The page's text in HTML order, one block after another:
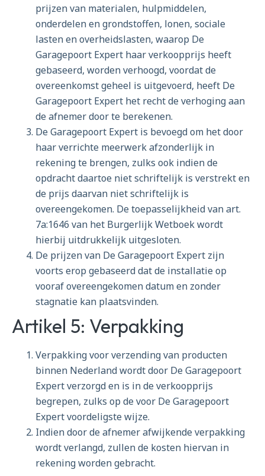
prijzen van materialen, hulpmiddelen,
onderdelen en grondstoffen, lonen, sociale
lasten en overheidslasten, waarop De
Garagepoort Expert haar verkoopprijs heeft
gebaseerd, worden verhoogd, voordat de
overeenkomst geheel is uitgevoerd, heeft De
Garagepoort Expert het recht de verhoging aan
de afnemer door te berekenen.
De Garagepoort Expert is bevoegd om het door
haar verrichte meerwerk afzonderlijk in
rekening te brengen, zulks ook indien de
opdracht daartoe niet schriftelijk is verstrekt en
de prijs daarvan niet schriftelijk is
overeengekomen. De toepasselijkheid van art.
7a:1646 van het Burgerlijk Wetboek wordt
hierbij uitdrukkelijk uitgesloten.
De prijzen van De Garagepoort Expert zijn
voorts erop gebaseerd dat de installatie op
vooraf overeengekomen datum en zonder
stagnatie kan plaatsvinden.
Artikel 5: Verpakking
Verpakking voor verzending van producten
binnen Nederland wordt door De Garagepoort
Expert verzorgd en is in de verkoopprijs
begrepen, zulks op de voor De Garagepoort
Expert voordeligste wijze.
Indien door de afnemer afwijkende verpakking
wordt verlangd, zullen de kosten hiervan in
rekening worden gebracht.